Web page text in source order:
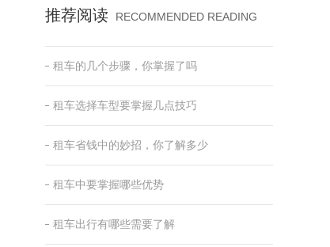
推荐阅读 RECOMMENDED READING
租车的几个步骤，你掌握了吗
租车选择车型要掌握几点技巧
租车省钱中的妙招，你了解多少
租车中要掌握哪些优势
租车出行有哪些需要了解